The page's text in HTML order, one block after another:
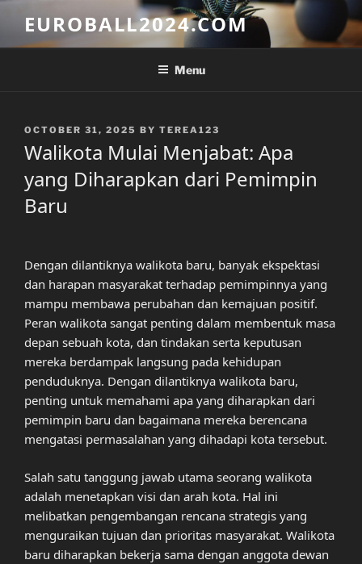
content
EUROBALL2024.COM
Menu
POSTED
OCTOBER 31, 2025 BY TEREA123
Walikota Mulai Menjabat: Apa
yang Diharapkan dari Pemimpin
Baru
Dengan dilantiknya walikota baru, banyak ekspektasi
dan harapan masyarakat terhadap pemimpinnya yang
mampu membawa perubahan dan kemajuan positif.
Peran walikota sangat penting dalam membentuk masa
depan sebuah kota, dan tindakan serta keputusan
mereka berdampak langsung pada kehidupan
penduduknya. Dengan dilantiknya walikota baru,
penting untuk memahami apa yang diharapkan dari
pemimpin baru dan bagaimana mereka berencana
mengatasi permasalahan yang dihadapi kota tersebut.
Salah satu tanggung jawab utama seorang walikota
adalah menetapkan visi dan arah kota. Hal ini
melibatkan pengembangan rencana strategis yang
menguraikan tujuan dan prioritas masyarakat. Walikota
baru diharapkan bekerja sama dengan anggota dewan